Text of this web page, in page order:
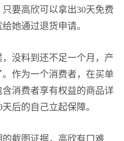
要高欣可以拿出30天免费
她通过退货申请。
没料到还不足一个月，产
作为一个消费者，在买单
消费者享有权益的商品详
后的自己立起保障。